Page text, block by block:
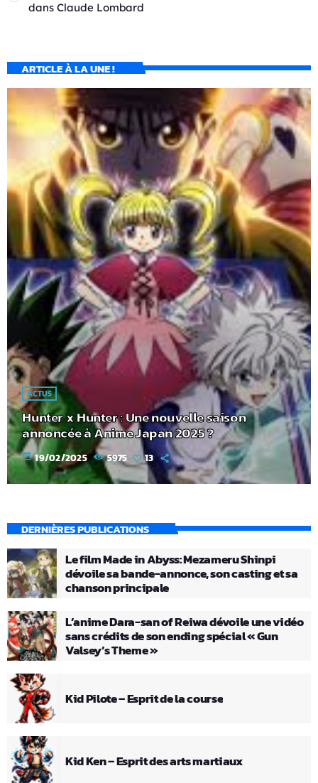
dans Claude Lombard
ARTICLE À LA UNE !
ACTUS
Hunter x Hunter : Une nouvelle saison
annoncée à Anime Japan 2025 ?
today 19/02/2025 5975 13
DERNIÈRES PUBLICATIONS
Le film Made in Abyss: Mezameru Shinpi
dévoile sa bande-annonce, son casting et sa
chanson principale
L’anime Dara-san of Reiwa dévoile une vidéo
sans crédits de son ending spécial « Gun
Valsey’s Theme »
Kid Pilote – Esprit de la course
Kid Ken – Esprit des arts martiaux